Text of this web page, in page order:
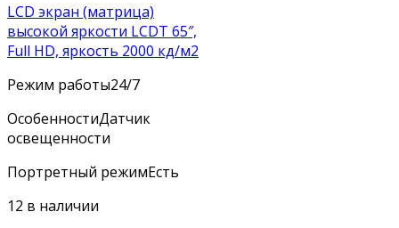
LCD экран (матрица)
высокой яркости LCDT 65″,
Full HD, яркость 2000 кд/м2
Режим работы24/7
ОсобенностиДатчик
освещенности
Портретный режимЕсть
12 в наличии